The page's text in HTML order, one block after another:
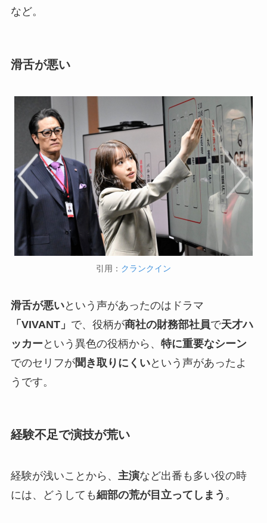
など。
滑舌が悪い
引用： クランクイン
滑舌が悪いという声があったのはドラマ
「VIVANT」 で、役柄が商社の財務部社員で天才ハ
ッカー という異色の役柄から、 特に重要なシーン
でのセリフが聞き取りにくいという声があったよ
うです。
経験不足で演技が荒い
経験が浅いことから、 主演など出番も多い役の時
には、どうしても細部の荒が目立ってしまう 。